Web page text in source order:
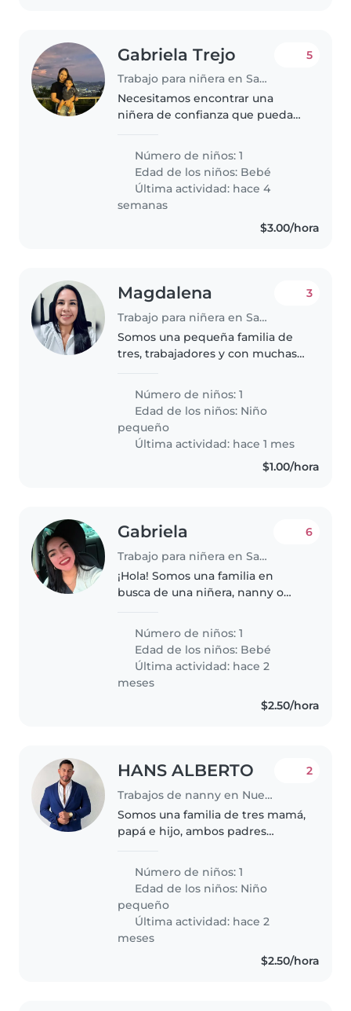
Gabriela Trejo
Trabajo para niñera en Santa Tecla
5
Necesitamos encontrar una
niñera de confianza que pueda
enérgico e inteligente.
Buscamos a alguien con
experiencia que se sienta
Número de niños: 1
Edad de los niños: Bebé
Última actividad: hace 4
semanas
$3.00/hora
Magdalena
Trabajo para niñera en Santa Ana
3
Somos una pequeña familia de
tres, trabajadores y con muchas
Número de niños: 1
Edad de los niños: Niño
pequeño
Última actividad: hace 1 mes
$1.00/hora
Gabriela
Trabajo para niñera en San Salvador
6
¡Hola! Somos una familia en
busca de una niñera, nanny o
enérgico, juguetón y curioso.
Necesitamos a alguien cómodo/a
con tareas del hogar y que
hable..
Número de niños: 1
Edad de los niños: Bebé
Última actividad: hace 2
meses
$2.50/hora
HANS ALBERTO
Trabajos de nanny en Nuevo Cuscatlán
2
Somos una familia de tres mamá,
papá e hijo, ambos padres
eso se requiere la ayuda de una
nanny para el apoyo de el cuido
de el niño.
Número de niños: 1
Edad de los niños: Niño
pequeño
Última actividad: hace 2
meses
$2.50/hora